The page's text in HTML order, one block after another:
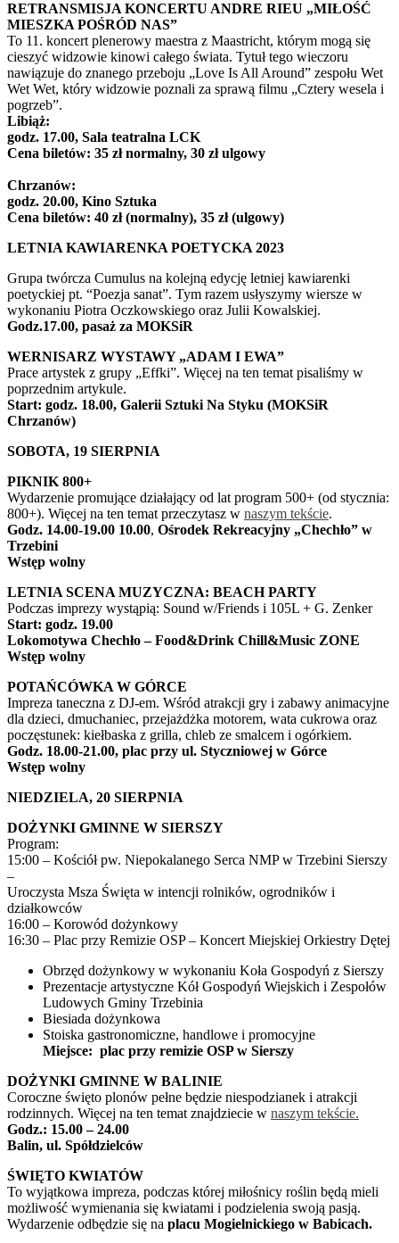
RETRANSMISJA KONCERTU ANDRE RIEU „MIŁOŚĆ
MIESZKA POŚRÓD NAS”
To 11. koncert plenerowy maestra z Maastricht, którym mogą się
cieszyć widzowie kinowi całego świata. Tytuł tego wieczoru
nawiązuje do znanego przeboju „Love Is All Around” zespołu Wet
Wet Wet, który widzowie poznali za sprawą filmu „Cztery wesela i
pogrzeb”.
Libiąż:
godz. 17.00, Sala teatralna LCK
Cena biletów: 35 zł normalny, 30 zł ulgowy
Chrzanów:
godz. 20.00, Kino Sztuka
Cena biletów: 40 zł (normalny), 35 zł (ulgowy)
LETNIA KAWIARENKA POETYCKA 2023
Grupa twórcza Cumulus na kolejną edycję letniej kawiarenki
poetyckiej pt. “Poezja sanat”. Tym razem usłyszymy wiersze w
wykonaniu Piotra Oczkowskiego oraz Julii Kowalskiej.
Godz.17.00, pasaż za MOKSiR
WERNISARZ WYSTAWY „ADAM I EWA”
Prace artystek z grupy „Effki”. Więcej na ten temat pisaliśmy w
poprzednim artykule.
Start: godz. 18.00, Galerii Sztuki Na Styku (MOKSiR
Chrzanów)
SOBOTA, 19 SIERPNIA
PIKNIK 800+
Wydarzenie promujące działający od lat program 500+ (od stycznia:
800+). Więcej na ten temat przeczytasz w naszym tekście.
Godz. 14.00-19.00 10.00, Ośrodek Rekreacyjny „Chechło” w
Trzebini
Wstęp wolny
LETNIA SCENA MUZYCZNA: BEACH PARTY
Podczas imprezy wystąpią: Sound w/Friends i 105L + G. Zenker
Start: godz. 19.00
Lokomotywa Chechło – Food&Drink Chill&Music ZONE
Wstęp wolny
POTAŃCÓWKA W GÓRCE
Impreza taneczna z DJ-em. Wśród atrakcji gry i zabawy animacyjne
dla dzieci, dmuchaniec, przejażdżka motorem, wata cukrowa oraz
poczęstunek: kiełbaska z grilla, chleb ze smalcem i ogórkiem.
Godz. 18.00-21.00, plac przy ul. Styczniowej w Górce
Wstęp wolny
NIEDZIELA, 20 SIERPNIA
DOŻYNKI GMINNE W SIERSZY
Program:
15:00 – Kościół pw. Niepokalanego Serca NMP w Trzebini Sierszy
–
Uroczysta Msza Święta w intencji rolników, ogrodników i
działkowców
16:00 – Korowód dożynkowy
16:30 – Plac przy Remizie OSP – Koncert Miejskiej Orkiestry Dętej
Obrzęd dożynkowy w wykonaniu Koła Gospodyń z Sierszy
Prezentacje artystyczne Kół Gospodyń Wiejskich i Zespołów
Ludowych Gminy Trzebinia
Biesiada dożynkowa
Stoiska gastronomiczne, handlowe i promocyjne
Miejsce: plac przy remizie OSP w Sierszy
DOŻYNKI GMINNE W BALINIE
Coroczne święto plonów pełne będzie niespodzianek i atrakcji
rodzinnych. Więcej na ten temat znajdziecie w naszym tekście.
Godz.: 15.00 – 24.00
Balin, ul. Spółdzielców
ŚWIĘTO KWIATÓW
To wyjątkowa impreza, podczas której miłośnicy roślin będą mieli
możliwość wymienania się kwiatami i podzielenia swoją pasją.
Wydarzenie odbędzie się na placu Mogielnickiego w Babicach.